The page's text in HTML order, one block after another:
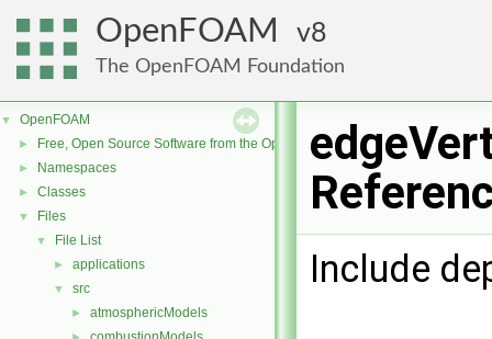
OpenFOAM 8
The OpenFOAM Foundation
▼ OpenFOAM
► Free, Open Source Software from the OpenFOAM Foundation
► Namespaces
► Classes
▼ Files
▼ File List
► applications
▼ src
► atmosphericModels
Include